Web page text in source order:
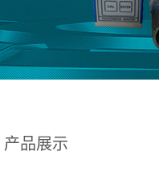
产品展示